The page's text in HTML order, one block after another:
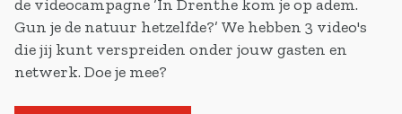
de videocampagne ‘In Drenthe kom je op adem.
Gun je de natuur hetzelfde?’ We hebben 3 video's
die jij kunt verspreiden onder jouw gasten en
netwerk. Doe je mee?